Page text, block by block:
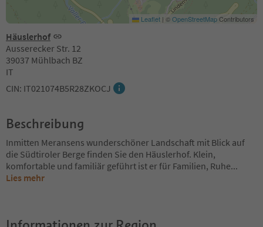
Häuslerhof
Ausserecker Str. 12
39037 Mühlbach BZ
IT
CIN: IT021074B5R28ZKOCJ
Leaflet | ©OpenStreetMapContributors
Beschreibung
Inmitten Meransens wunderschöner Landschaft mit Blick auf
die Südtiroler Berge finden Sie den Häuslerhof. Klein,
komfortable und familiär geführt ist er für Familien, Ruhe...
Lies mehr